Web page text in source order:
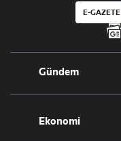
E-GAZETE
Gündem
Eğitim
Ekonomi